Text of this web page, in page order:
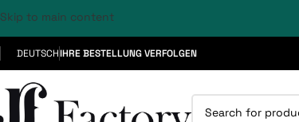
Skip to main content
DEUTSCHIHRE BESTELLUNG VERFOLGEN